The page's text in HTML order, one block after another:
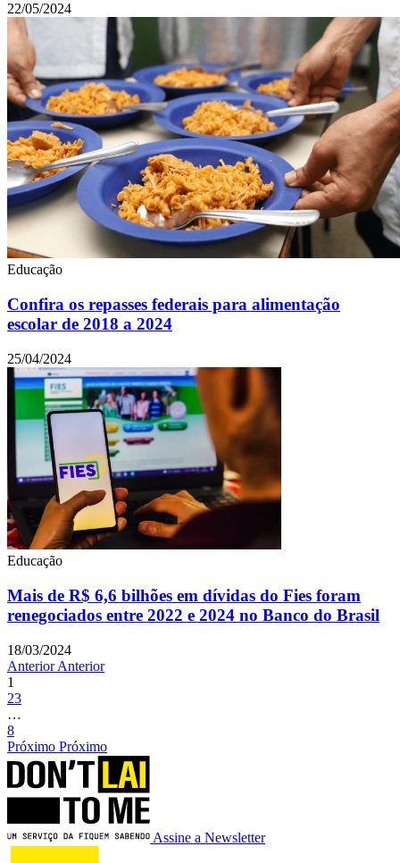
22/05/2024
Educação
Confira os repasses federais para alimentação
escolar de 2018 a 2024
25/04/2024
Educação
Mais de R$ 6,6 bilhões em dívidas do Fies foram
renegociados entre 2022 e 2024 no Banco do Brasil
18/03/2024
AnteriorAnterior
1
23
…
8
Próximo Próximo
Assine a Newsletter